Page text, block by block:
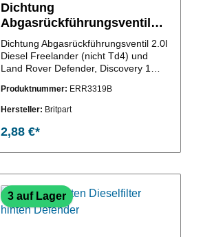
Dichtung
Abgasrückführungsventil
2,0Diesel 300Tdi
Dichtung Abgasrückführungsventil 2.0l
Diesel Freelander (nicht Td4) und
Land Rover Defender, Discovery 1
Motor (OE-Vergleichs-Nr.:ERR3319)
Produktnummer: ERR3319B
Hersteller: Britpart
2,88 €*
3 auf Lager